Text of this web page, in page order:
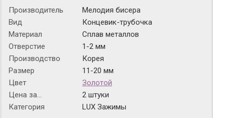
Производитель
Мелодия бисера
Вид
Концевик-трубочка
Материал
Сплав металлов
Отверстие
1-2 мм
Производство
Корея
Размер
11-20 мм
Цвет
Золотой
Цена за...
2 штуки
Категория
LUX Зажимы